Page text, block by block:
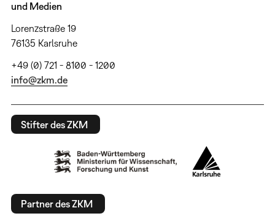
und Medien
Lorenzstraße 19
76135 Karlsruhe
+49 (0) 721 - 8100 - 1200
info@zkm.de
Stifter des ZKM
Partner des ZKM